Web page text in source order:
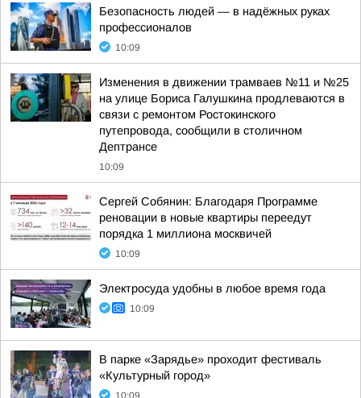
Безопасность людей — в надёжных руках
профессионалов
10:09
Изменения в движении трамваев №11 и №25
на улице Бориса Галушкина продлеваются в
связи с ремонтом Ростокинского
путепровода, сообщили в столичном
Дептрансе
10:09
Сергей Собянин: Благодаря Программе
реновации в новые квартиры переедут
порядка 1 миллиона москвичей
10:09
Электросуда удобны в любое время года
10:09
В парке «Зарядье» проходит фестиваль
«Культурный город»
10:09